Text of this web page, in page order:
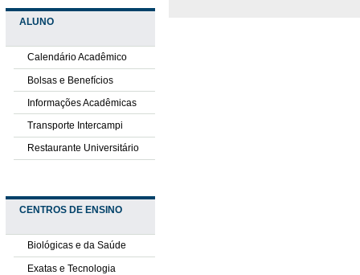
ALUNO
Calendário Acadêmico
Bolsas e Benefícios
Informações Acadêmicas
Transporte Intercampi
Restaurante Universitário
CENTROS DE ENSINO
Biológicas e da Saúde
Exatas e Tecnologia